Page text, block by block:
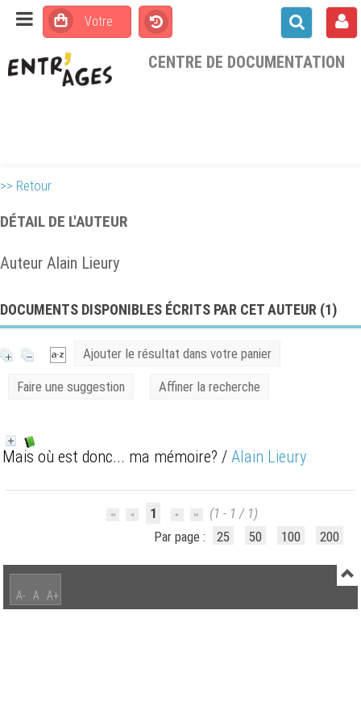
CENTRE DE DOCUMENTATION
>> Retour
DÉTAIL DE L'AUTEUR
Auteur Alain Lieury
DOCUMENTS DISPONIBLES ÉCRITS PAR CET AUTEUR (1)
Ajouter le résultat dans votre panier
Faire une suggestion Affiner la recherche
Mais où est donc... ma mémoire? / Alain Lieury
1
(1 - 1 / 1)
Par page :
25 50 100 200
A- A A+